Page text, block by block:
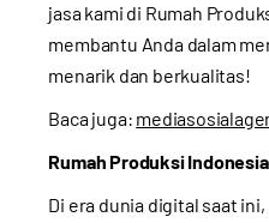
jasa kami di Rumah
membantu Anda dalam
menarik dan berkualitas!
Baca juga:
Rumah Produksi Indonesia
Di era dunia digital saat